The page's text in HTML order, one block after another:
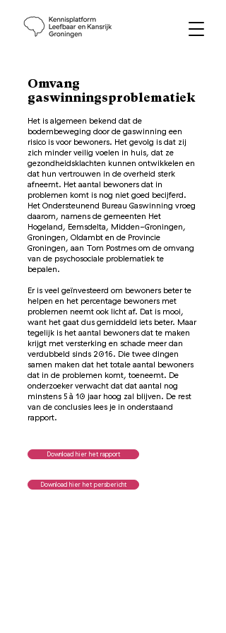
Omvang
gaswinningsproblematiek
Het is algemeen bekend dat de
bodembeweging door de gaswinning een
risico is voor bewoners. Het gevolg is dat zij
zich minder veilig voelen in huis, dat ze
gezondheidsklachten kunnen ontwikkelen en
dat hun vertrouwen in de overheid sterk
afneemt. Het aantal bewoners dat in
problemen komt is nog niet goed becijferd.
Het Ondersteunend Bureau Gaswinning vroeg
daarom, namens de gemeenten Het
Hogeland, Eemsdelta, Midden-Groningen,
Groningen, Oldambt en de Provincie
Groningen, aan Tom Postmes om de omvang
van de psychosociale problematiek te
bepalen.
Er is veel geïnvesteerd om bewoners beter te
helpen en het percentage bewoners met
problemen neemt ook licht af. Dat is mooi,
want het gaat dus gemiddeld iets beter. Maar
tegelijk is het aantal bewoners dat te maken
krijgt met versterking en schade meer dan
verdubbeld sinds 2016. Die twee dingen
samen maken dat het totale aantal bewoners
dat in de problemen komt, toeneemt. De
onderzoeker verwacht dat dat aantal nog
minstens 5 à 10 jaar hoog zal blijven. ​De rest
van de conclusies lees je in onderstaand
rapport.
Download hier het rapport
Download hier het persbericht